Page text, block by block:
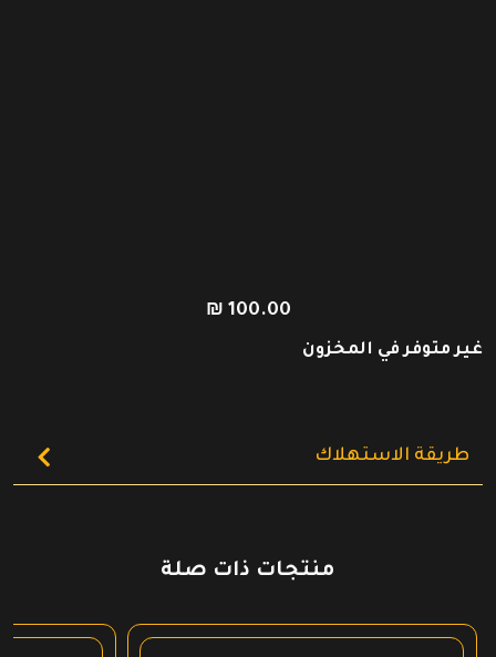
₪ 100.00
غير متوفر في المخزون
طريقة الاستهلاك
منتجات ذات صلة